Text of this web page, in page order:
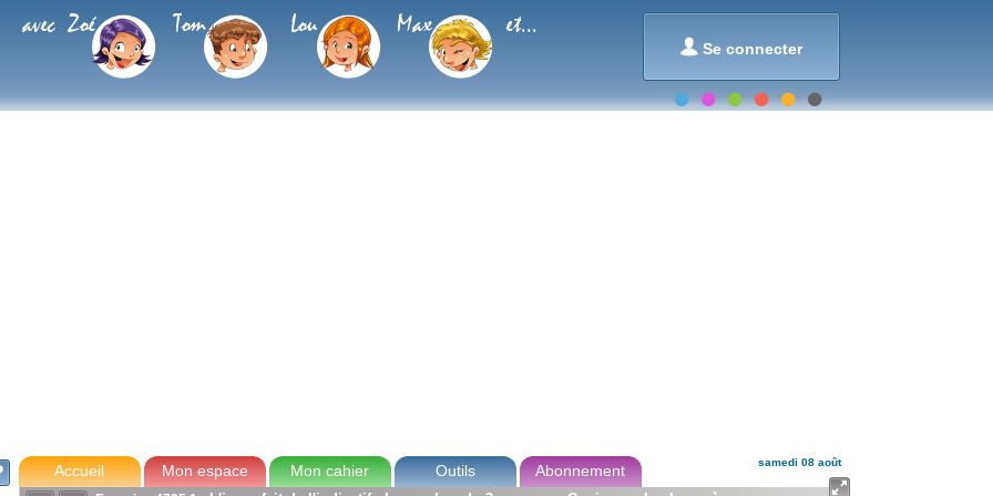
 Se connecter
avec Zoé Tom Lou Max et...
Accueil Mon espace Mon cahier Outils Abonnement samedi 08 août
